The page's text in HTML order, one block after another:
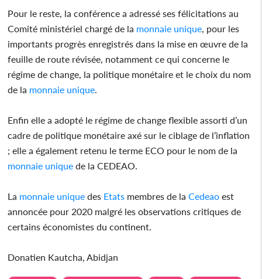
Pour le reste, la conférence a adressé ses félicitations au
Comité ministériel chargé de la monnaie unique , pour les
importants progrès enregistrés dans la mise en œuvre de la
feuille de route révisée, notamment ce qui concerne le
régime de change, la politique monétaire et le choix du nom
de la monnaie unique
Enfin elle a adopté le régime de change flexible assorti d’un
cadre de politique monétaire axé sur le ciblage de l’inflation
; elle a également retenu le terme ECO pour le nom de la
monnaie unique de la CEDEAO.
La monnaie unique des Etats membres de laCedeao est
annoncée pour 2020 malgré les observations critiques de
certains économistes du continent.
Donatien Kautcha, Abidjan